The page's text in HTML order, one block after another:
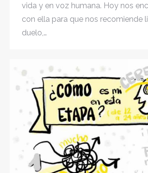
vida y en voz humana. Hoy nos
con ella para que nos recomiende
duelo,…